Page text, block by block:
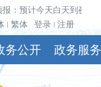
：预计今天白天到夜
繁体 登录 注册
务公开 政务服务